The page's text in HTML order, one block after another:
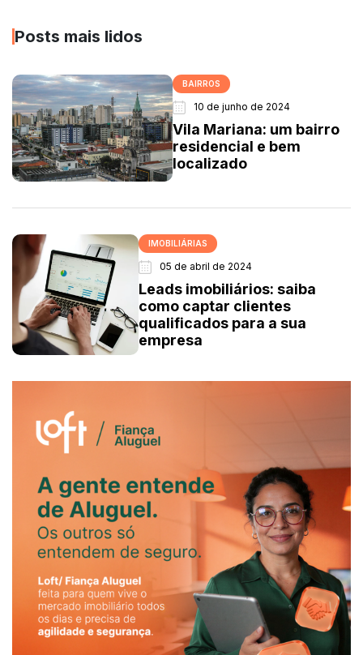
Posts mais lidos
BAIRROS
10 de junho de 2024
Vila Mariana: um bairro
residencial e bem
localizado
IMOBILIÁRIAS
05 de abril de 2024
Leads imobiliários: saiba
como captar clientes
qualificados para a sua
empresa